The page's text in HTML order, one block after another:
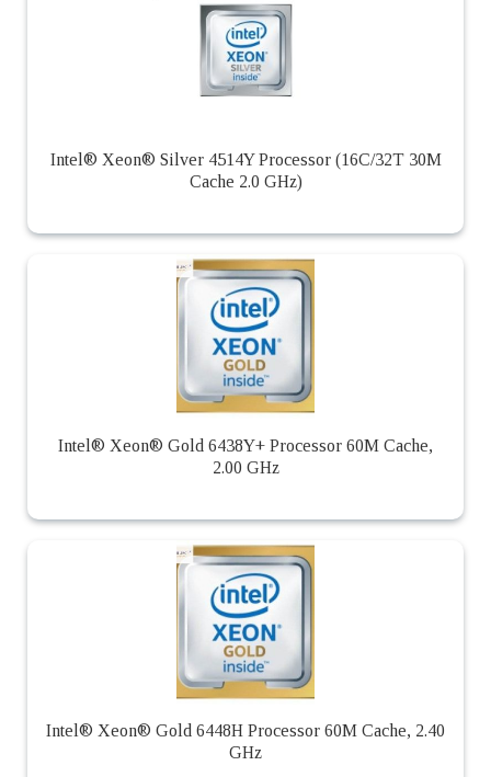
Intel® Xeon® Silver 4514Y Processor (16C/32T 30M
Cache 2.0 GHz)
Intel® Xeon® Gold 6438Y+ Processor 60M Cache,
2.00 GHz
Intel® Xeon® Gold 6448H Processor 60M Cache, 2.40
GHz